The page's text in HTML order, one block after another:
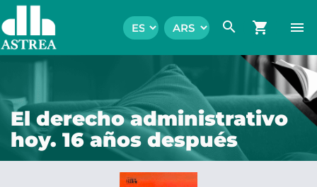
search shopping_cart menu
El derecho administrativo
hoy. 16 años después